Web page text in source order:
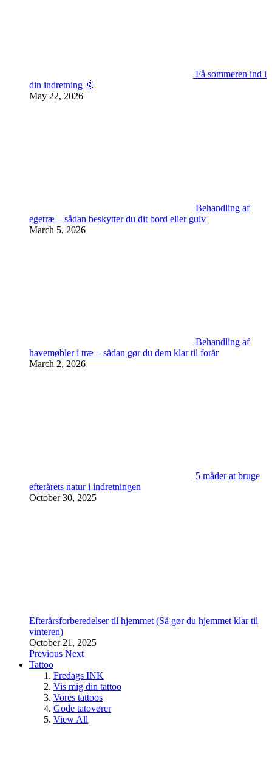
Få sommeren ind i
din indretning 🌞
May 22, 2026
Behandling af
egetræ – sådan beskytter du dit bord eller gulv
March 5, 2026
Behandling af
havemøbler i træ – sådan gør du dem klar til forår
March 2, 2026
5 måder at bruge
efterårets natur i indretningen
October 30, 2025
Efterårsforberedelser til hjemmet (Så gør du hjemmet klar til
vinteren)
October 21, 2025
Previous Next
Tattoo
Fredags INK
Vis mig din tattoo
Vores tattoos
Gode tatovører
View All